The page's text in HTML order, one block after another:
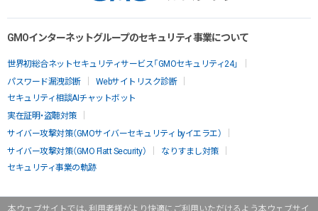
本ウェブサイトでは、利用者様がより快適にご利用いただけるよう本ウェブサイ
GMOインターネットグループのセキュリティ事業について
世界初総合ネットセキュリティサービス「GMOセキュリティ24」
パスワード漏洩診断
Webサイトリスク診断
セキュリティ相談AIチャットボット
実在証明・盗聴対策
サイバー攻撃対策（GMOサイバーセキュリティ byイエラエ）
サイバー攻撃対策（GMO Flatt Security）
なりすまし対策
セキュリティ事業の軌跡